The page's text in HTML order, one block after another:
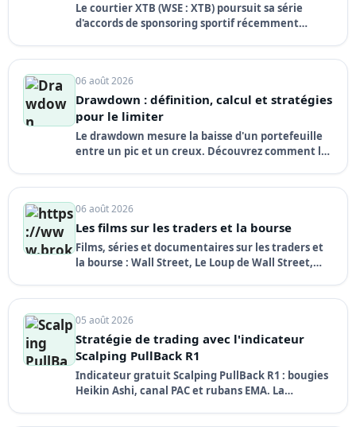
des manches
Le courtier XTB (WSE : XTB) poursuit sa série
d'accords de sponsoring sportif récemment
06 août 2026
Drawdown : définition, calcul et stratégies
pour le limiter
Le drawdown mesure la baisse d'un portefeuille
entre un pic et un creux. Découvrez comment le
06 août 2026
Les films sur les traders et la bourse
Films, séries et documentaires sur les traders et
la bourse : Wall Street, Le Loup de Wall Street,
05 août 2026
Stratégie de trading avec l'indicateur
Scalping PullBack R1
Indicateur gratuit Scalping PullBack R1 : bougies
Heikin Ashi, canal PAC et rubans EMA. La